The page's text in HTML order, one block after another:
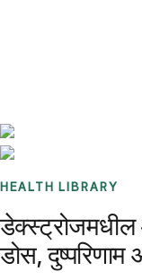
HEALTH LIBRARY
डेक्स्ट्रोजमधील
डोस,